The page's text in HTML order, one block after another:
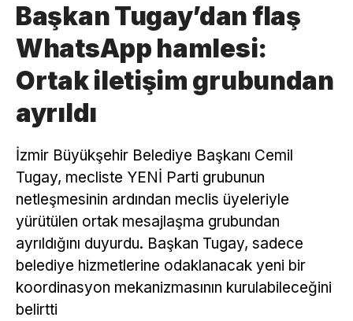
Başkan Tugay’dan flaş
WhatsApp hamlesi:
Ortak iletişim grubundan
ayrıldı
İzmir Büyükşehir Belediye Başkanı Cemil
Tugay, mecliste YENİ Parti grubunun
netleşmesinin ardından meclis üyeleriyle
yürütülen ortak mesajlaşma grubundan
ayrıldığını duyurdu. Başkan Tugay, sadece
belediye hizmetlerine odaklanacak yeni bir
koordinasyon mekanizmasının kurulabileceğini
belirtti